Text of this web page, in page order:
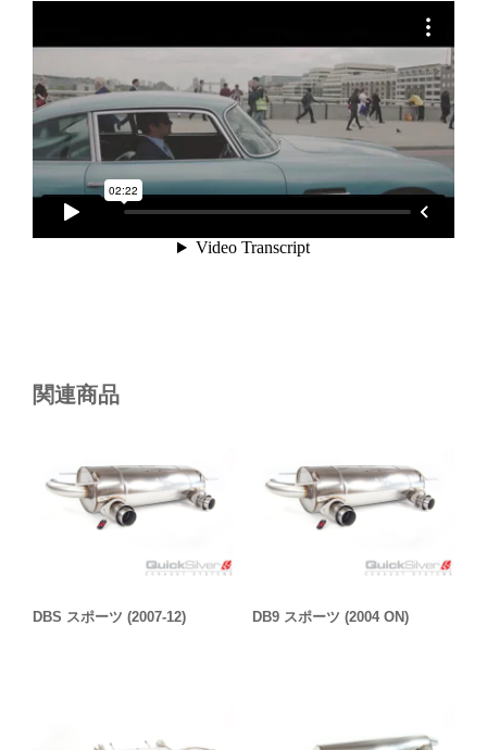
関連商品
DBS スポーツ (2007-12) DB9 スポーツ (2004 ON)